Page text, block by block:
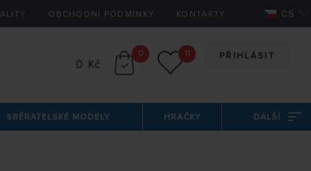
OBCHODNÍ PODMÍNKY KONTAKTY CS
PŘIHLÁSIT
0 Kč
0 11
SBĚRATELSKÉ MODELY HRAČKY DALŠÍ